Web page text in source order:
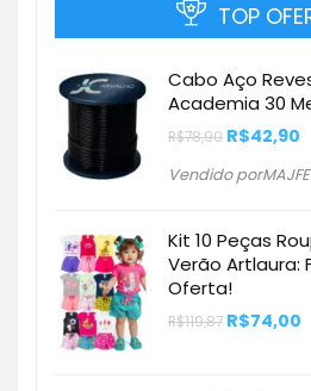
TOP
Cabo Aço
Academia 30
R$78,90 O
original
era:
R$42,90
Vendido
Kit 10 Peças
Verão Artlaura:
Oferta!
R$119,87 O
R$74,00